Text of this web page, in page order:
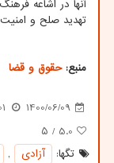
آنها در اشاعه
تهدید صلح و
منبع:حقوق و قضا
1400/06/09
5.0 / ۵
تگها:
آزادی ,